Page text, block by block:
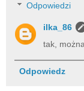
Odpowiedzi
ilka_86
tak, można
Odpowiedz